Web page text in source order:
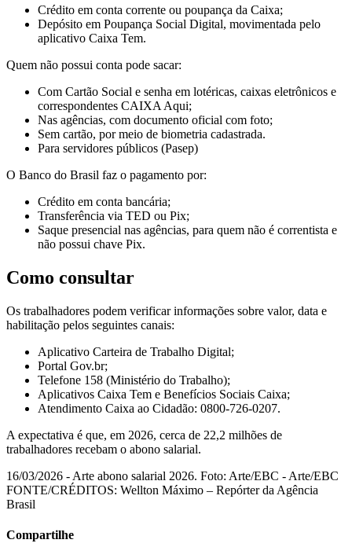
Crédito em conta corrente ou poupança da Caixa;
Depósito em Poupança Social Digital, movimentada pelo
aplicativo Caixa Tem.
Quem não possui conta pode sacar:
Com Cartão Social e senha em lotéricas, caixas eletrônicos e
correspondentes CAIXA Aqui;
Nas agências, com documento oficial com foto;
Sem cartão, por meio de biometria cadastrada.
Para servidores públicos (Pasep)
O Banco do Brasil faz o pagamento por:
Crédito em conta bancária;
Transferência via TED ou Pix;
Saque presencial nas agências, para quem não é correntista e
não possui chave Pix.
Como consultar
Os trabalhadores podem verificar informações sobre valor, data e
habilitação pelos seguintes canais:
Aplicativo Carteira de Trabalho Digital;
Portal Gov.br;
Telefone 158 (Ministério do Trabalho);
Aplicativos Caixa Tem e Benefícios Sociais Caixa;
Atendimento Caixa ao Cidadão: 0800-726-0207.
A expectativa é que, em 2026, cerca de 22,2 milhões de
trabalhadores recebam o abono salarial.
16/03/2026 - Arte abono salarial 2026. Foto: Arte/EBC - Arte/EBC
FONTE/CRÉDITOS: Wellton Máximo – Repórter da Agência
Brasil
Compartilhe